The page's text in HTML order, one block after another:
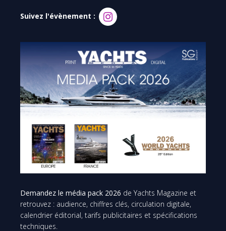
Suivez l'évènement :
Demandez le média pack 2026 de Yachts Magazine et
retrouvez : audience, chiffres clés, circulation digitale,
calendrier éditorial, tarifs publicitaires et spécifications
techniques.